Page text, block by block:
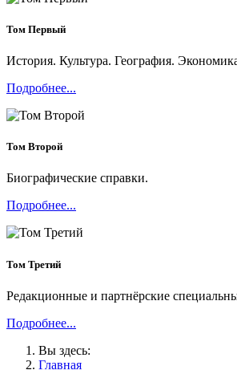
Том Первый
История. Культура. География.
Подробнее...
Том Второй
Биографические справки.
Подробнее...
Том Третий
Редакционные и партнёрские
Подробнее...
Вы здесь:
Главная